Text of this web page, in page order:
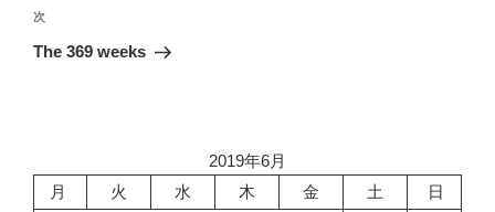
ビ
ゲ
ン
稿
次
の
次
The 369 weeks
2019年6月
月
火 水 木 金 土
日